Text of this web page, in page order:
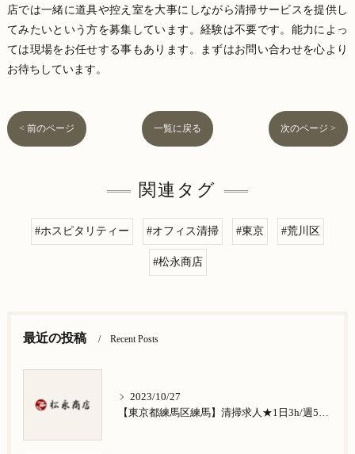
店では一緒に道具や控え室を大事にしながら清掃サービスを提供し
てみたいという方を募集しています。経験は不要です。能力によっ
ては現場をお任せする事もあります。まずはお問い合わせを心より
お待ちしています。
< 前のページ 一覧に戻る 次のページ >
関連タグ
#ホスピタリティー #オフィス清掃 #東京 #荒川区
#松永商店
最近の投稿 Recent Posts
2023/10/27
【東京都練馬区練馬】清掃求人★1日3h/週5日/祝日お休み★谷原在住の方歓迎